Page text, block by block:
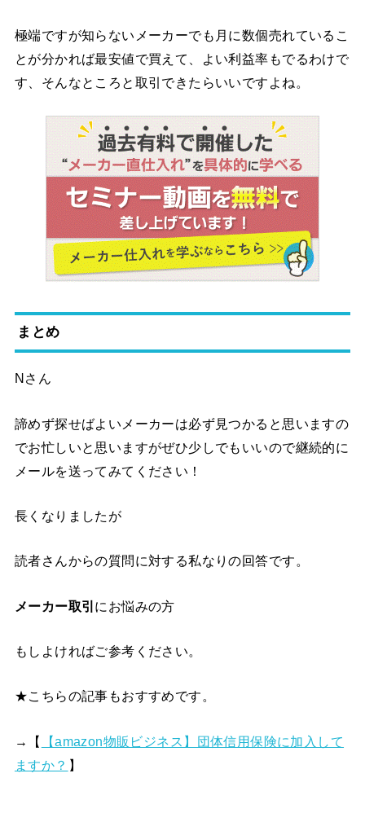
極端ですが知らないメーカーでも月に数個売れているこ
とが分かれば最安値で買えて、よい利益率もでるわけで
す、そんなところと取引できたらいいですよね。
まとめ
Nさん
諦めず探せばよいメーカーは必ず見つかると思いますの
でお忙しいと思いますがぜひ少しでもいいので継続的に
メールを送ってみてください！
長くなりましたが
読者さんからの質問に対する私なりの回答です。
メーカー取引 にお悩みの方
もしよければご参考ください。
★こちらの記事もおすすめです。
→【
【amazon物販ビジネス】団体信用保険に加入して
ますか？ 】